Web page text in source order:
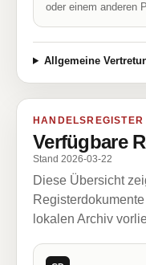
oder einem anderen
Allgemeine
HANDELSREGISTER
Verfügbare
Stand 2026-03-22
Diese Übersicht
lokalen Archiv